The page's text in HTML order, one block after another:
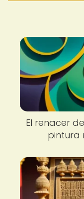
El renacer
pintura